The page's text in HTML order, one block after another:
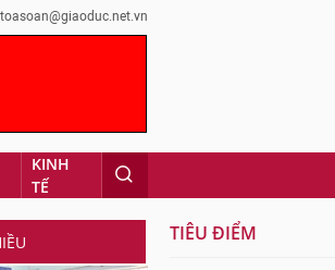
toasoan@giaoduc.net.vn
KINH
TẾ
TIÊU ĐIỂM